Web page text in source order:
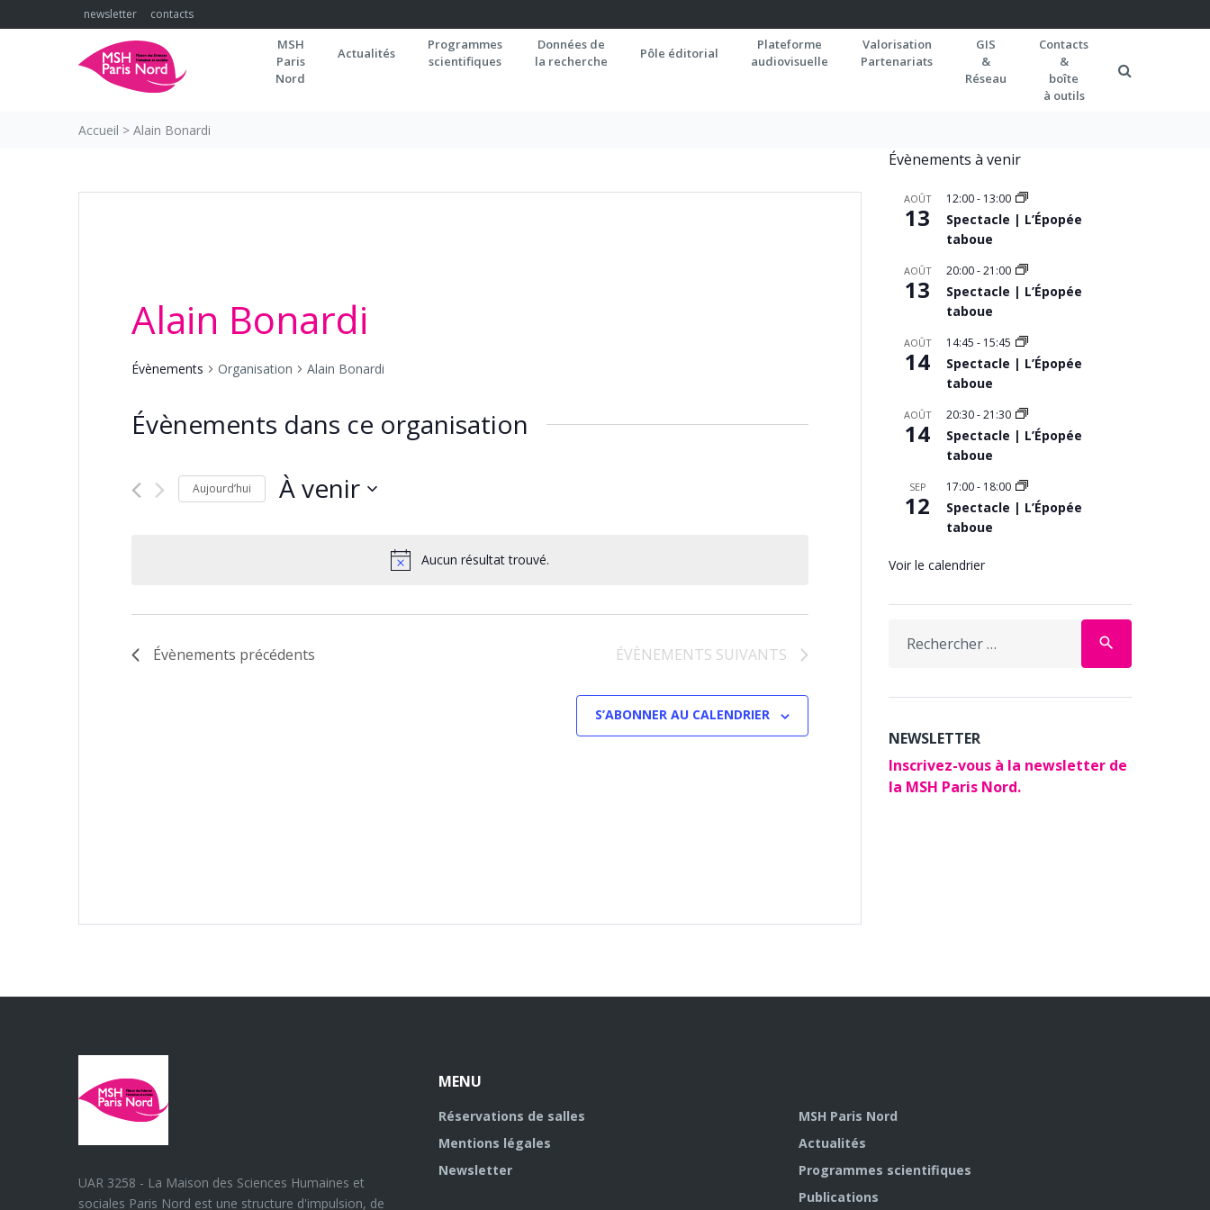
to
newsletter contacts
MSH
Paris
Nord
Actualités
Programmes
scientifiques
Données de
la recherche
Pôle éditorial
Plateforme
audiovisuelle
Valorisation
Partenariats
GIS
&
Réseau
Contacts
&
boîte
à outils
Accueil > Alain Bonardi
Aucun résultat trouvé.
Alain Bonardi
Évènements Organisation Alain Bonardi
Évènements dans ce organisation
Aujourd’hui À venir
Évènements précédents ÉVÈNEMENTS SUIVANTS
S’ABONNER AU CALENDRIER
Évènements à venir
AOÛT
13
12:00- 13:00
Spectacle | L’Épopée
taboue
AOÛT
13
20:00-21:00
Spectacle | L’Épopée
taboue
AOÛT
14
14:45 - 15:45
Spectacle | L’Épopée
taboue
AOÛT
14
20:30-21:30
Spectacle | L’Épopée
taboue
SEP
12
17:00- 18:00
Spectacle | L’Épopée
taboue
Voir le calendrier
for:
search
NEWSLETTER
Inscrivez-vous à la newsletter de
la MSH Paris Nord.
UAR 3258 - La Maison des Sciences Humaines et
sociales Paris Nord est une structure d'impulsion, de
MENU
Réservations de salles
Mentions légales
Newsletter
MSH Paris Nord
Actualités
Programmes scientifiques
Publications